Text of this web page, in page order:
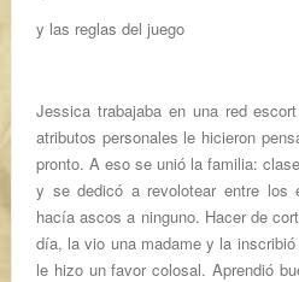
y las reglas del juego
Jessica trabajaba en una red
atributos personales le hicieron
pronto. A eso se unió la familia:
y se dedicó a revolotear entre los
hacía ascos a ninguno. Hacer de
día, la vio una madame y la
le hizo un favor colosal. Aprendió